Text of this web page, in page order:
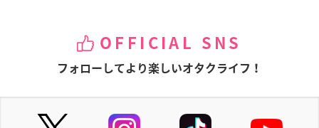
OFFICIAL SNS
フォローしてより楽しいオタクライフ！